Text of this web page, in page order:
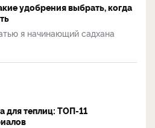
удобрения выбрать, когда
я начинающий садхана
для теплиц: ТОП-11